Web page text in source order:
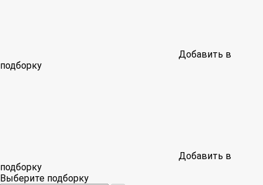
Добавить в
подборку
Добавить в
подборку
Выберите подборку